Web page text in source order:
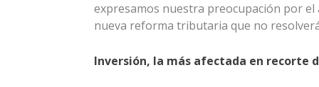
expresamos nuestra preocupación por el
nueva reforma tributaria que no
Inversión, la más afectada en recorte